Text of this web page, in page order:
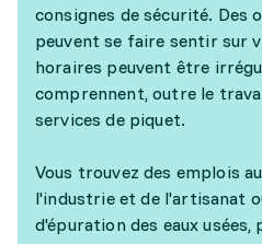
consignes de sécurité. Des
peuvent se faire sentir sur
horaires peuvent être
comprennent, outre le
services de piquet.
Vous trouvez des emplois
l'industrie et de l'artisanat
d'épuration des eaux usées,